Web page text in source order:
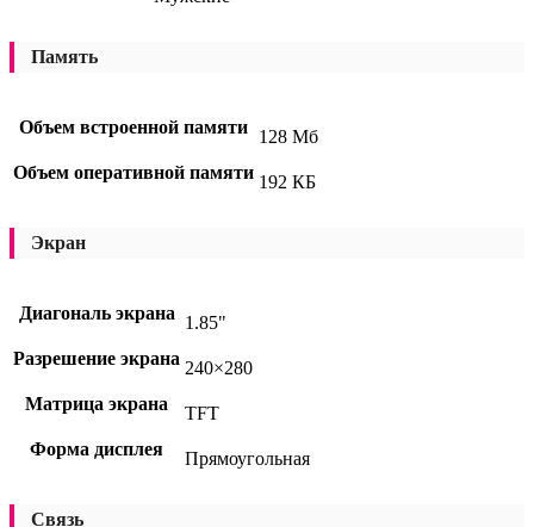
Память
Объем встроенной памяти 128 Мб
Объем оперативной памяти 192 КБ
Экран
Диагональ экрана 1.85"
Разрешение экрана 240×280
Матрица экрана
TFT
Форма дисплея
Прямоугольная
Связь